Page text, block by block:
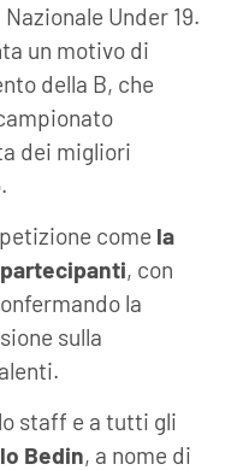
Under 19.
un motivo di
della B, che
dei migliori
come la
, con
la
sulla
staff e a tutti gli
Bedin, a nome di